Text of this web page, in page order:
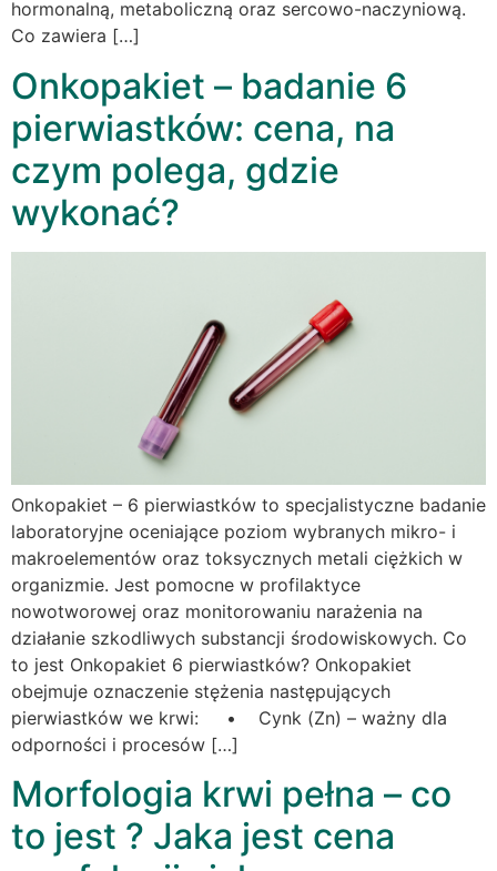
hormonalną, metaboliczną oraz sercowo-naczyniową.
Co zawiera […]
Onkopakiet – badanie 6
pierwiastków: cena, na
czym polega, gdzie
wykonać?
Onkopakiet – 6 pierwiastków to specjalistyczne badanie
laboratoryjne oceniające poziom wybranych mikro- i
makroelementów oraz toksycznych metali ciężkich w
organizmie. Jest pomocne w profilaktyce
nowotworowej oraz monitorowaniu narażenia na
działanie szkodliwych substancji środowiskowych. Co
to jest Onkopakiet 6 pierwiastków? Onkopakiet
obejmuje oznaczenie stężenia następujących
pierwiastków we krwi: • Cynk (Zn) – ważny dla
odporności i procesów […]
Morfologia krwi pełna – co
to jest ? Jaka jest cena